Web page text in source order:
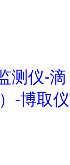
测仪-滴
-博取仪